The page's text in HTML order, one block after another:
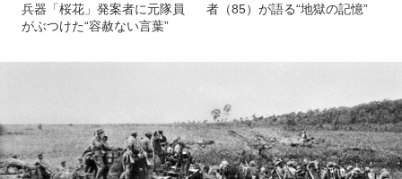
兵器「桜花」発案者に元隊員
がぶつけた“容赦ない言葉”
者（85）が語る“地獄の記憶”